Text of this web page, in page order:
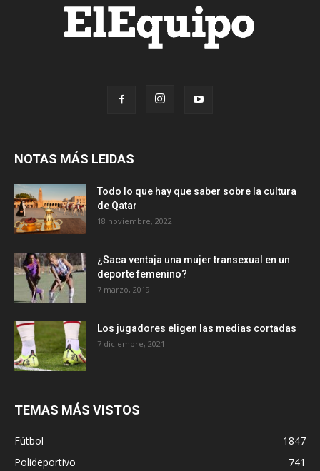
NOTAS MÁS LEIDAS
Todo lo que hay que saber sobre la cultura
de Qatar
18 noviembre, 2022
¿Saca ventaja una mujer transexual en un
deporte femenino?
7 marzo, 2019
Los jugadores eligen las medias cortadas
7 diciembre, 2021
TEMAS MÁS VISTOS
Fútbol
1847
Polideportivo
741